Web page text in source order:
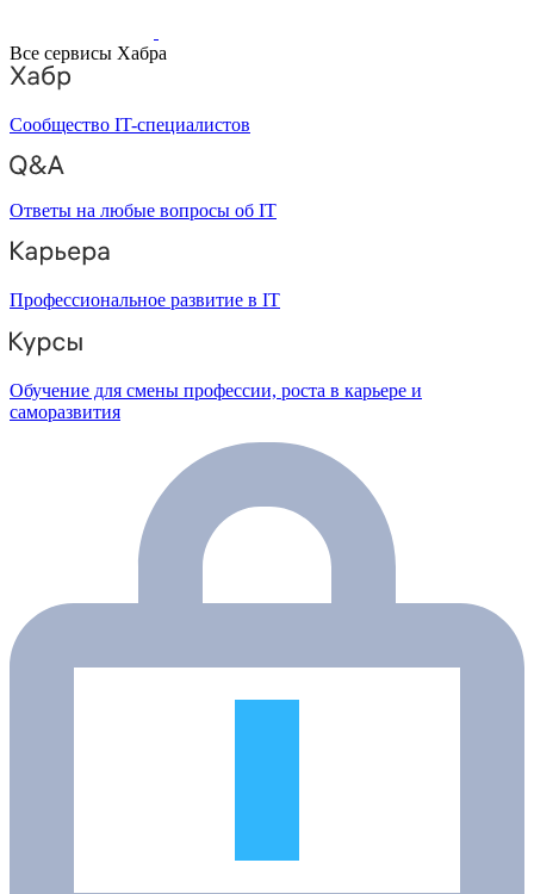
Все сервисы Хабра
Сообщество IT-специалистов
Ответы на любые вопросы об IT
Профессиональное развитие в IT
Обучение для смены профессии, роста в карьере и
саморазвития